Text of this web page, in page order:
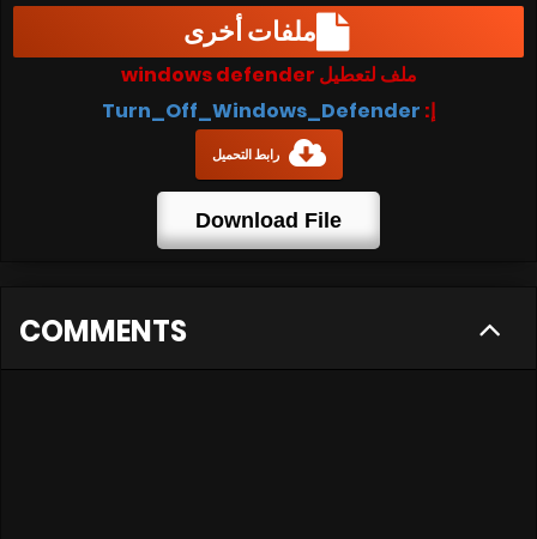
ملفات أخرى
ملف لتعطيل windows defender
إ: Turn_Off_Windows_Defender
رابط التحميل
Download File
COMMENTS